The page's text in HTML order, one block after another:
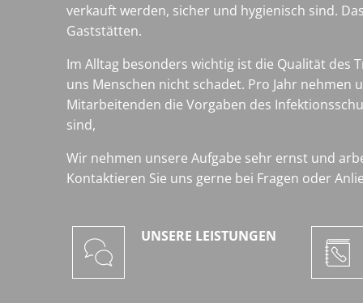
verkauft werden, sicher und hygienisch sind.
Gaststätten.
Im Alltag besonders wichtig ist die Qualität des
uns Menschen nicht schadet. Pro Jahr
Mitarbeitenden die Vorgaben des
sind,
Wir nehmen unsere Aufgabe sehr ernst und
Kontaktieren Sie uns gerne bei Fragen oder
UNSERE LEISTUNGEN